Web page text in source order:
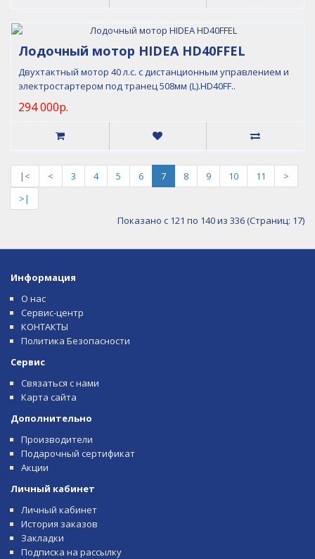
Лодочный мотор HIDEA HD40FFEL
Двухтактный мотор 40 л.с. с дистанционным управлением и
электростартером под транец 508мм (L).HD40FF..
294 000р.
|< < 3 4 5 6 7 8 9 10 11
>
>|
Показано с 121 по 140 из 336 (Страниц: 17)
Информация
О нас
Сервис-центр
КОНТАКТЫ
Политика Безопасности
Сервис
Связаться с нами
Карта сайта
Дополнительно
Производители
Подарочный сертификат
Акции
Личный кабинет
Личный кабинет
История заказов
Закладки
Подписка на рассылку